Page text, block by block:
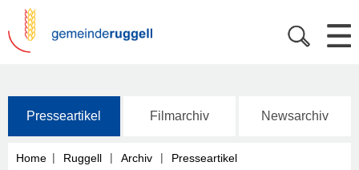
Presseartikel Filmarchiv Newsarchiv
Home | Ruggell | Archiv | Presseartikel